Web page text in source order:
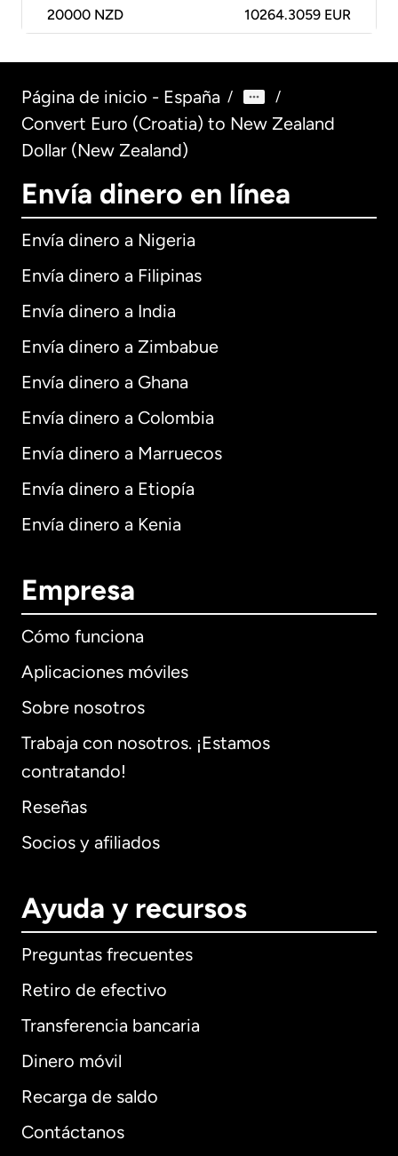
20000 NZD 10264.3059 EUR
Página de inicio - España / /
Convert Euro (Croatia) to New Zealand
Dollar (New Zealand)
Envía dinero en línea
Envía dinero a Nigeria
Envía dinero a Filipinas
Envía dinero a India
Envía dinero a Zimbabue
Envía dinero a Ghana
Envía dinero a Colombia
Envía dinero a Marruecos
Envía dinero a Etiopía
Envía dinero a Kenia
Empresa
Cómo funciona
Aplicaciones móviles
Sobre nosotros
Trabaja con nosotros. ¡Estamos
contratando!
Reseñas
Socios y afiliados
Ayuda y recursos
Preguntas frecuentes
Retiro de efectivo
Transferencia bancaria
Dinero móvil
Recarga de saldo
Contáctanos